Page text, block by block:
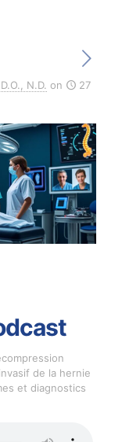
N.D. on
27
de la hernie
et diagnostics